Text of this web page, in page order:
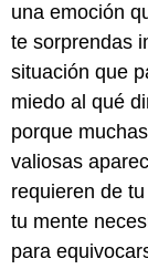
una emoción
te sorprendas
situación que
miedo al qué
porque
valiosas
requieren de
tu mente
para